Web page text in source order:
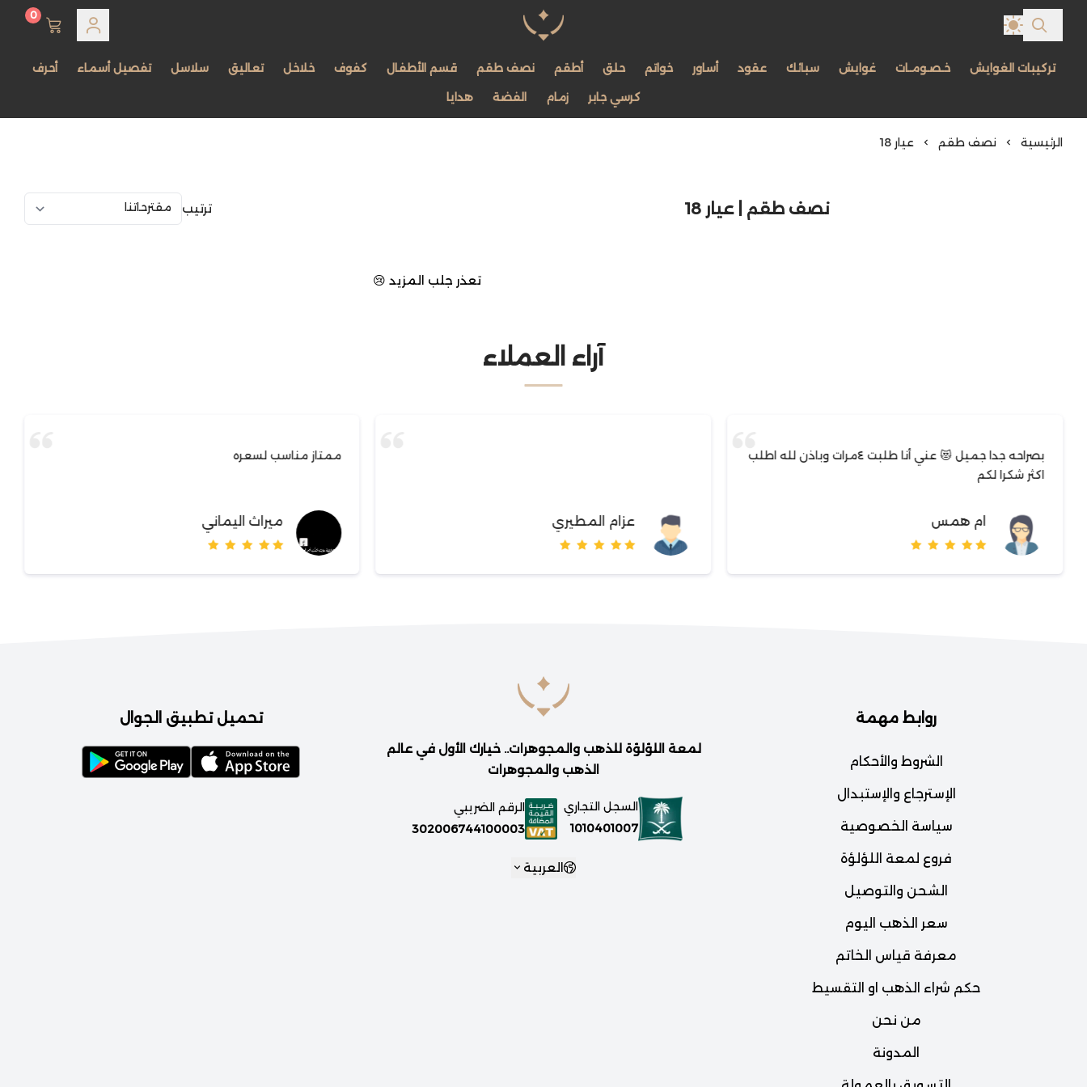
مجوهرات لمعة اللؤلؤة
0
تركيبات الغوايش خـصـومـات غوايش سبائك عقود أساور خواتم حلق أطقم نصف طقم قسم الأطفال كفوف خلاخل تعاليق سلاسل تفصيل أسماء
أحرف
كرسي جابر
زمام الفضة هدايا
الرئيسية نصف طقم عيار 18
نصف طقم | عيار 18 ترتيب
تعذر جلب المزيد 😢
آراء العملاء
بصراحه جدا جميل 😻 عني أنا طلبت ٤مرات وباذن لله اطلب
اكثر شكرا لكم
ام همس عزام المطيري
ممتاز مناسب لسعره
ميراث اليماني
روابط مهمة
الشروط والأحكام
الإسترجاع والإستبدال
سياسة الخصوصية
فروع لمعة اللؤلؤة
الشحن والتوصيل
سعر الذهب اليوم
معرفة قياس الخاتم
حكم شراء الذهب او التقسيط
من نحن
المدونة
لمعة اللؤلؤة للذهب والمجوهرات.. خيارك الأول في عالم
الذهب والمجوهرات
السجل التجاري
1010401007
الرقم الضريبي
302006744100003
العربية
تحميل تطبيق الجوال